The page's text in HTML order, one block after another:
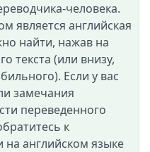
человека.
является английская
найти, нажав на
текста (или внизу,
Если у вас
замечания
переведенного
к
английском языке